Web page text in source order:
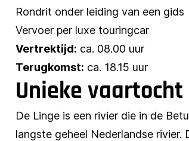
Rondrit onder leiding van een gids
Vervoer per luxe touringcar
Vertrektijd: ca. 08.00 uur
Terugkomst: ca. 18.15 uur
Unieke
De Linge is een rivier die in de
langste geheel Nederlandse